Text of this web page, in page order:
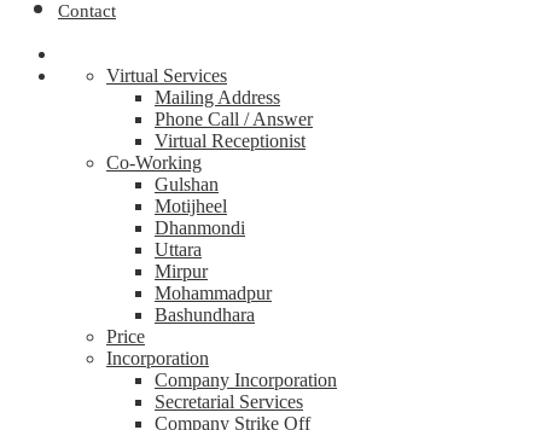
Contact
Virtual Services
Mailing Address
Phone Call / Answer
Virtual Receptionist
Co-Working
Gulshan
Motijheel
Dhanmondi
Uttara
Mirpur
Mohammadpur
Bashundhara
Price
Incorporation
Company Incorporation
Secretarial Services
Company Strike Off